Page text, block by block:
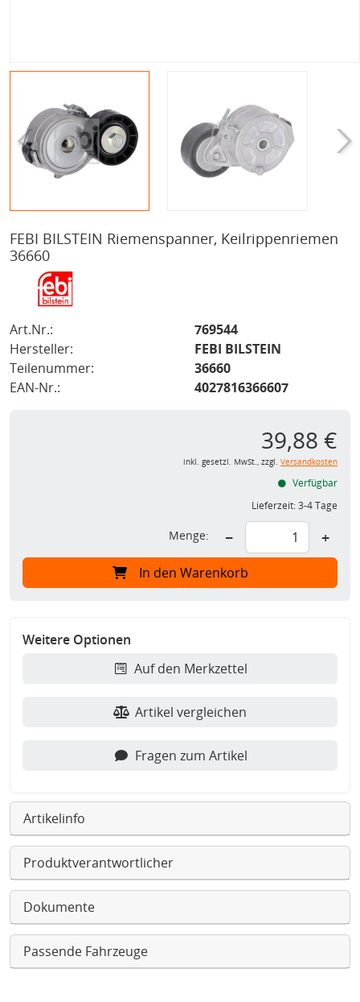
FEBI BILSTEIN Riemenspanner, Keilrippenriemen
36660
Art.Nr.:
769544
Hersteller:
FEBI BILSTEIN
Teilenummer:
36660
EAN-Nr.:
4027816366607
39,88 €
inkl. gesetzl. MwSt., zzgl. Versandkosten
Verfügbar
Lieferzeit:3-4 Tage
Menge: − +
In den Warenkorb
Weitere Optionen
Auf den Merkzettel
Artikel vergleichen
Fragen zum Artikel
Artikelinfo
Produktverantwortlicher
Dokumente
Passende Fahrzeuge